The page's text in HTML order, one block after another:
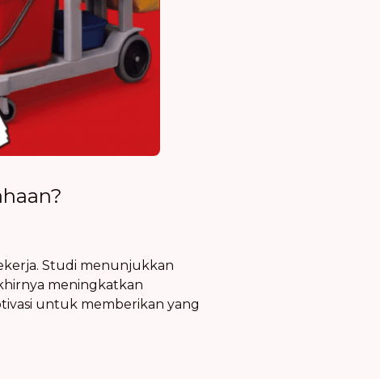
Studi menunjukkan
meningkatkan
untuk memberikan yang